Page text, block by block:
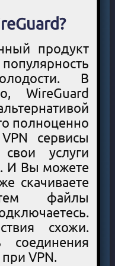
продукт
В
WireGuard
полноценно
сервисы
услуги
И Вы можете
скачиваете
файлы
схожи.
соединения
VPN.